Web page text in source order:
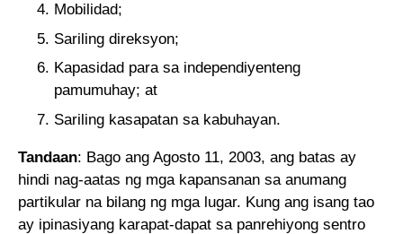
Mobilidad;
Sariling direksyon;
Kapasidad para sa independiyenteng
pamumuhay; at
Sariling kasapatan sa kabuhayan.
Tandaan: Bago ang Agosto 11, 2003, ang batas ay
hindi nag-aatas ng mga kapansanan sa anumang
partikular na bilang ng mga lugar. Kung ang isang tao
ay ipinasiyang karapat-dapat sa panrehiyong sentro